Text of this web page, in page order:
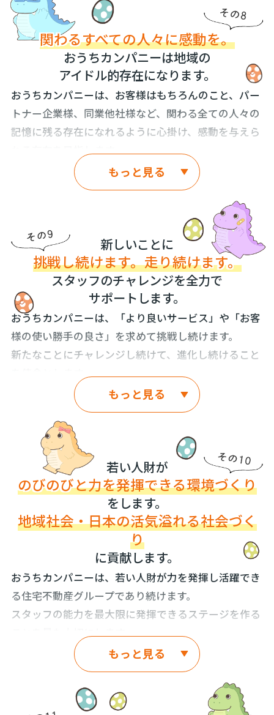
わって参ります。
また、お子さまが巣立たれた、ご両親様と共に暮らす
ようになったなど、ご家族様の状況・ライフスタイル
は都度変化します。その時々に合った、暮らしのご提
案やお話を随時させて頂きます。
そして、ご成約いただいたお客様から信頼して頂い
て、ご両親様・ご兄弟様・ご親戚様・ご友人様を安心
して、ご紹介頂けるような関係性を築き、末永いお付
当たり前ではありません。
専門用語・省略語の例を挙げると、L 字型の旗竿地の
敷地を「専通（せんつう）・専用通路」と言ったり、
2階建のおうちを「二層（にそう）」、３階建のおう
ちを「三層（さんそう）」、おうちを建築（新築）す
るために必要な申請手続きである建築確認申請のこと
を「建確（けんかく）」、「レインズ」・「登記」・
「満額」・「買付」・「手付」など、挙げればキリが
おうちカンパニーのホームページをご覧頂けるとご理
解頂けると思いますが、おうちカンパニーでは、お子
さまでも理解できる接客や話し方を心掛けています。
「３LDK という間取り」は、「サンエル」でも「３
LDK」でもなく、「リビングとダイニングとキッチン
が一緒になったメインのお部屋を LDK と言い、LDK
とは別に個室が３つあるおうちを、３LDK のおうち」
と言います。と、お伝えします。会話の中で「自社物
件」など専門用語で話した方が伝わりやすいと思われ
る場面では使用することもあります。この点はご理解
私たち、おうちカンパニーは専門知識と最新の情報に
長けているからこそ、誰しもが理解できる言葉を選び
ます。お客様や住宅不動産業界未経験のスタッフな
ど、皆さまが安心して会話できる、優しく理想的な住
宅不動産業界にします。
そうすることで、はじめて、安心して、納得して、お
うちのご購入や不動産取引ができると考えています。
関わるすべての人々に感動を。
おうちカンパニーは地域の
アイドル的存在になります。
おうちカンパニーは、お客様はもちろんのこと、パー
トナー企業様、同業他社様など、関わる全ての人々の
記憶に残る存在になれるように心掛け、感動を与えら
れる存在を目指します。
例えば、毎日、郵便物や郵送物を届けに来ていただく
ことができる、取引業者様との会話中に誕生日を伺
い、お誕生日にはお祝い・サプライズができる。そん
な存在になれることを心掛けます。
マザー・テレサは、「愛とは、大きな愛情をもって小
さなことをすることです」という名言を残していま
す。おうちカンパニーは、この名言を実践していきま
す。そして、それが実践できていれば、きっと、地域
のアイドル的存在・笑顔になれる場所におうちカンパ
もっと見る
新しいことに
挑戦し続けます。走り続けます。
スタッフのチャレンジを全力で
サポートします。
おうちカンパニーは、「より良いサービス」や「お客
様の使い勝手の良さ」を求めて挑戦し続けます。
新たなことにチャレンジし続けて、進化し続けること
を使命とします。
おうちカンパニーでは、住宅不動産業界では初めての
試みを数多く行なっていきます。
初の試みではなくとも、いままで一般的ではなかった
ことにもドンドン挑戦していきます。
まず、一つ目は、おうちの“よいところ”・おうち
の“わるいところ”を広告掲載し、お客様に公開する試
み。
二つ目は、ご成約済みの売買事例をお客様が自由に閲
三つ目は、一般の売主様が、おうちの“よいところ”・
おうちの“わるいところ”を含めて、売主様ご自身で、
販売広告を作成できるシステムの開発や試み。
「のれん分け制度」・「資本金の出資・貸付制度」で
これら以外にも、新しいことにドンドン挑戦してい
き、走り続けます。
もっと見る
若い人財が
のびのびと力を発揮できる環境づくり
をします。
地域社会・日本の活気溢れる社会づく
り
に貢献します。
おうちカンパニーは、若い人財が力を発揮し活躍でき
る住宅不動産グループであり続けます。
スタッフの能力を最大限に発揮できるステージを作る
ことを最も大切にします。
人にはみんな、成功する力が元々備わっています。
しかし、ほとんどの住宅不動産会社では新入社員に成
果を上げられる環境がなく、先輩が後輩のチャンスを
もっと見る